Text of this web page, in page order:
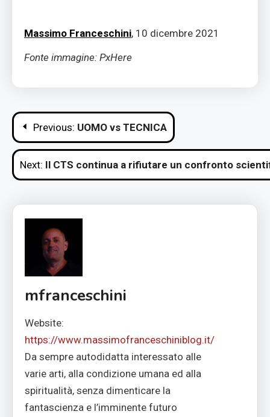
Massimo Franceschini, 10 dicembre 2021
Fonte immagine: PxHere
Navigazione
articoli
Previous: UOMO vs TECNICA
Next: Il CTS continua a rifiutare un confronto
mfranceschini
Website:
https://www.massimofranceschiniblog.it/
Da sempre autodidatta interessato alle
varie arti, alla condizione umana ed alla
spiritualità, senza dimenticare la
fantascienza e l’imminente futuro